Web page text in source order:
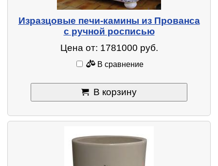
Изразцовые печи-камины из Прованса
с ручной росписью
Цена от: 1781000 руб.
В сравнение
В корзину